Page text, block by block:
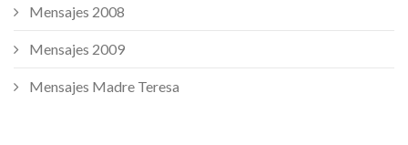
Mensajes 2008
Mensajes 2009
Mensajes Madre Teresa